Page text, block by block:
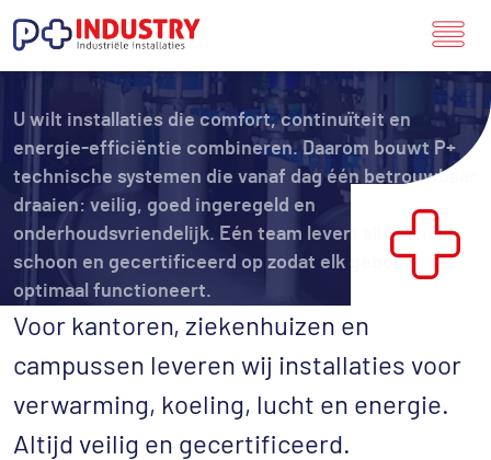
Utiliteit
U wilt installaties die comfort, continuïteit en
energie-efficiëntie combineren. Daarom bouwt P+
technische systemen die vanaf dag één betrouwbaar
draaien: veilig, goed ingeregeld en
onderhoudsvriendelijk. Eén team levert alles snel,
schoon en gecertificeerd op zodat elk gebouw
optimaal functioneert.
Voor kantoren, ziekenhuizen en
campussen leveren wij installaties voor
verwarming, koeling, lucht en energie.
Altijd veilig en gecertificeerd.